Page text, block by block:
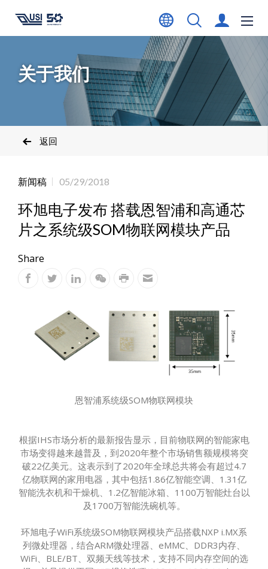
关于我们
返回
新闻稿 05/29/2018
环旭电子发布 搭载恩智浦和高通芯
片之系统级SOM物联网模块产品
Share
恩智浦系统级SOM物联网模块
根据IHS市场分析的最新报告显示，目前物联网的智能家电
市场变得越来越普及，到2020年整个市场销售额规模将突
破22亿美元。这表示到了2020年全球总共将会有超过4.7
亿物联网的家用电器，其中包括1.86亿智能空调、1.31亿
智能洗衣机和干燥机、1.2亿智能冰箱、1100万智能灶台以
及1700万智能洗碗机等。
环旭电子WiFi系统级SOM物联网模块产品搭载NXP i.MX系
列微处理器，结合ARM微处理器、eMMC、DDR3内存、
WiFi、BLE/BT、双频天线等技术，支持不同内存空间的选